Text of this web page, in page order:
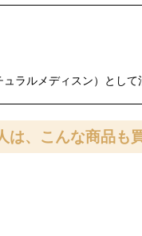
ラルメディスン）とし
は、こんな商品も